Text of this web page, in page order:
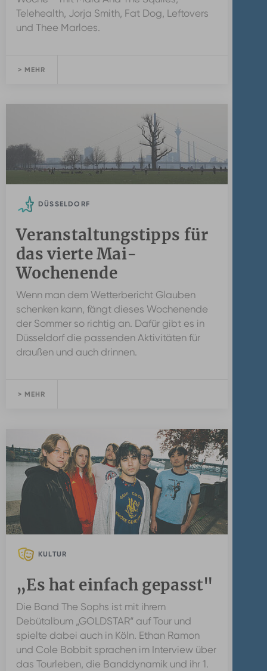
Telehealth, Jorja Smith, Fat Dog, Leftovers
und Thee Marloes.
> MEHR
DÜSSELDORF
Veranstaltungstipps für
das vierte Mai-
Wochenende
Wenn man dem Wetterbericht Glauben
schenken kann, fängt dieses Wochenende
der Sommer so richtig an. Dafür gibt es in
Düsseldorf die passenden Aktivitäten für
draußen und auch drinnen.
> MEHR
KULTUR
„Es hat einfach gepasst"
Die Band The Sophs ist mit ihrem
Debütalbum „GOLDSTAR“ auf Tour und
spielte dabei auch in Köln. Ethan Ramon
und Cole Bobbit sprachen im Interview über
das Tourleben, die Banddynamik und ihr 1.